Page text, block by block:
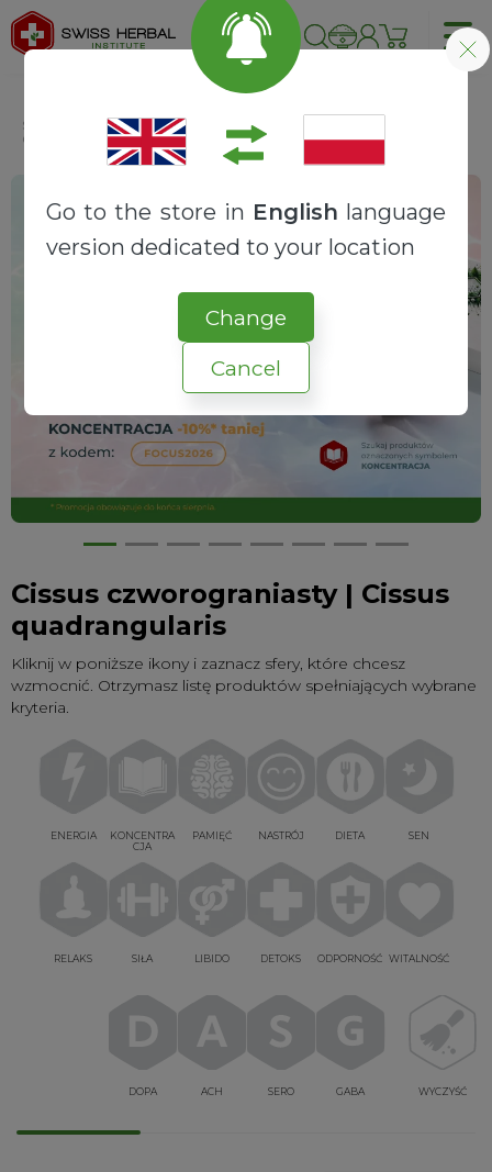
Go to the store in English language
version dedicated to your location
Change
Cancel
Strona główna
Składniki
Cissus czworograniasty | Cissus quadrangularis
Cissus czworograniasty | Cissus
quadrangularis
Kliknij w poniższe ikony i zaznacz sfery, które chcesz
wzmocnić. Otrzymasz listę produktów spełniających wybrane
kryteria.
ENERGIA
KONCENTRA
CJA
PAMIĘĆ NASTRÓJ DIETA SEN
RELAKS SIŁA LIBIDO DETOKS ODPORNOŚĆ WITALNOŚĆ
DOPA ACH SERO GABA WYCZYŚĆ